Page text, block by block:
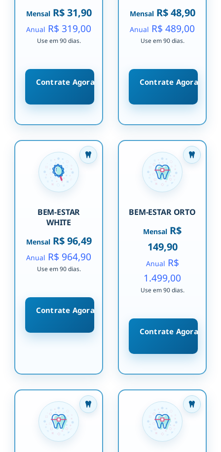
MensalR$ 31,90
Anual R$ 319,00
Use em 90 dias.
Contrate Agora
MensalR$ 48,90
Anual R$ 489,00
Use em 90 dias.
Contrate Agora
BEM-ESTAR
WHITE
MensalR$ 96,49
Anual R$ 964,90
Use em 90 dias.
Contrate Agora
BEM-ESTAR ORTO
Mensal R$
149,90
Anual R$
1.499,00
Use em 90 dias.
Contrate Agora